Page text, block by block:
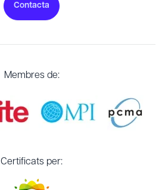
Contacta
Membres de:
Certificats per: